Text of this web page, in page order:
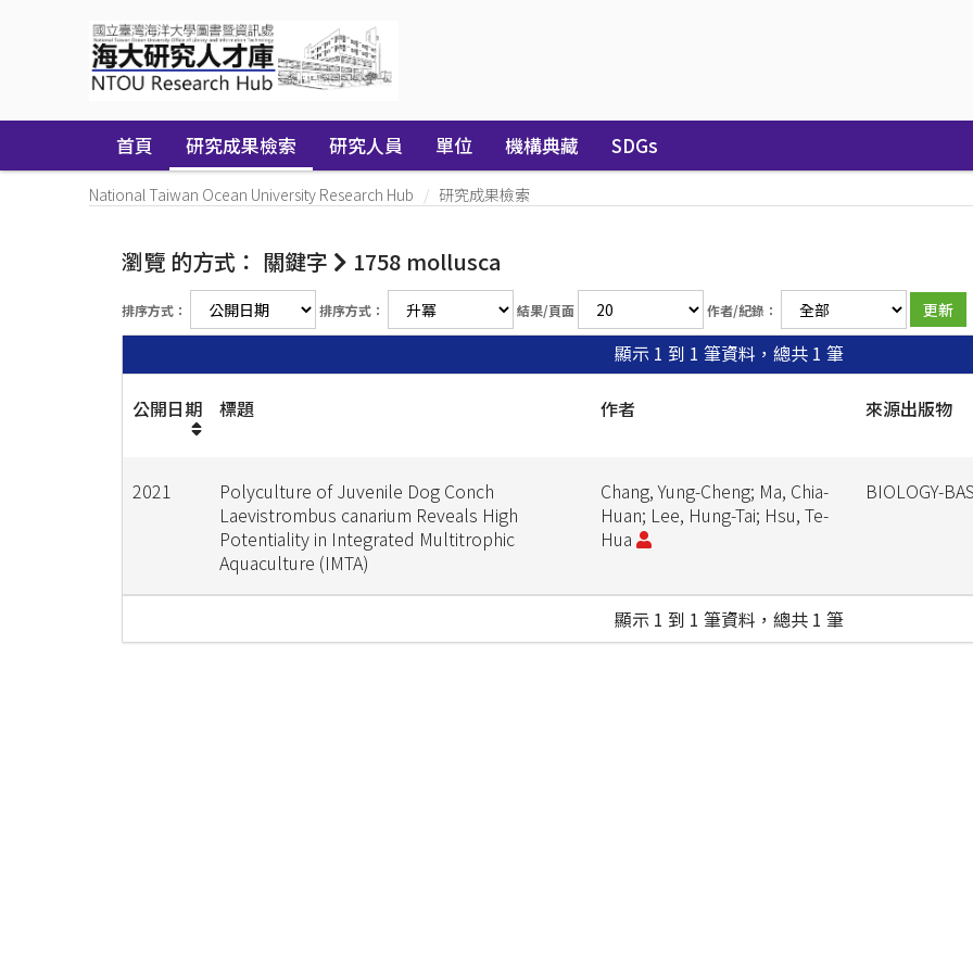
首頁 研究成果檢索 研究人員 單位 機構典藏 SDGs
National Taiwan Ocean University Research Hub 研究成果檢索
瀏覽 的方式： 關鍵字 1758 mollusca
排序方式： 排序方式： 結果/頁面 作者/紀錄：
顯示 1 到 1 筆資料，總共 1 筆
公開日期 標題 作者 來源出版物
2021
Polyculture of Juvenile Dog Conch
Laevistrombus canarium Reveals High
Potentiality in Integrated Multitrophic
Aquaculture (IMTA)
Chang, Yung-Cheng; Ma, Chia-
Huan; Lee, Hung-Tai; Hsu, Te-
Hua
BIOLOGY-
顯示 1 到 1 筆資料，總共 1 筆